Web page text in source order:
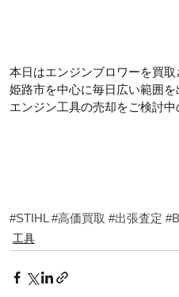
本日はエンジンブロワーを買取
姫路市を中心に毎日広い範囲
エンジン工具の売却をご検討
#STIHL #高価買取 #出張査定
工具